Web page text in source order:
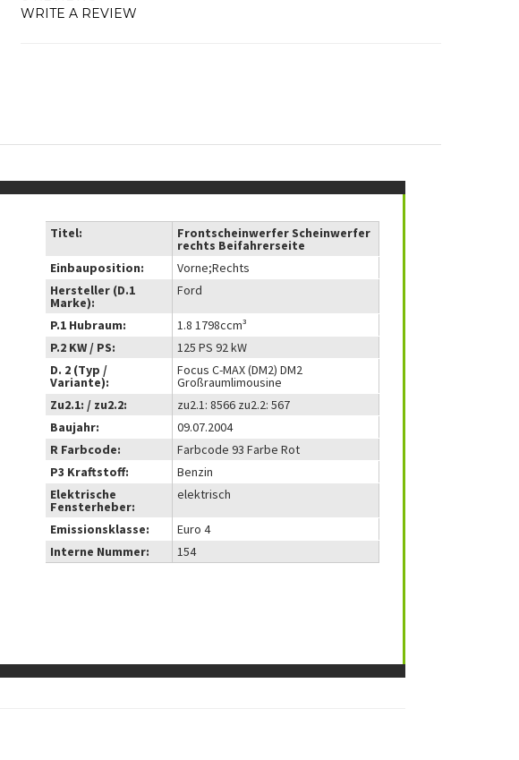
WRITE A REVIEW
Titel: Frontscheinwerfer Scheinwerfer
rechts Beifahrerseite
Einbauposition:
Vorne;Rechts
Hersteller (D.1
Marke):
Ford
P.1 Hubraum:
1.8 1798ccm³
P.2 KW / PS:
125 PS 92 kW
D. 2 (Typ /
Variante):
Focus C-MAX (DM2) DM2
Großraumlimousine
Zu2.1: / zu2.2:
zu2.1: 8566 zu2.2: 567
Baujahr:
09.07.2004
R Farbcode:
Farbcode 93 Farbe Rot
P3 Kraftstoff:
Benzin
Elektrische
Fensterheber:
elektrisch
Emissionsklasse:
Euro 4
Interne Nummer:
154